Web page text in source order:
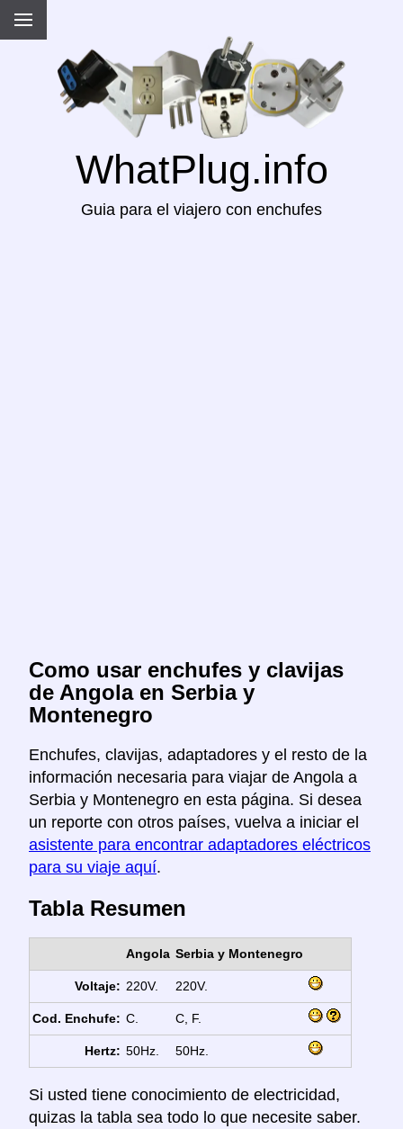
WhatPlug.info
Guia para el viajero con enchufes
Como usar enchufes y clavijas
de Angola en Serbia y
Montenegro
Enchufes, clavijas, adaptadores y el resto de la
información necesaria para viajar de Angola a
Serbia y Montenegro en esta página. Si desea
un reporte con otros países, vuelva a iniciar el
asistente para encontrar adaptadores eléctricos
para su viaje aquí.
Tabla Resumen
Angola Serbia y Montenegro
Voltaje: 220V. 220V.
Cod. Enchufe: C. C, F.
Hertz: 50Hz. 50Hz.
Si usted tiene conocimiento de electricidad,
quizas la tabla sea todo lo que necesite saber.